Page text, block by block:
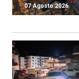
07 Agosto 2026